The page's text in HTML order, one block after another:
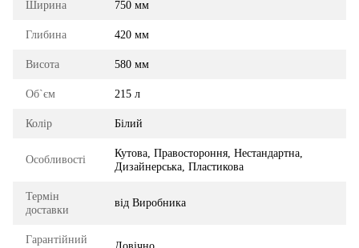
Ширина 750 мм
Глибина 420 мм
Висота 580 мм
Об`єм 215 л
Колір Білий
Особливості
Кутова, Правостороння, Нестандартна,
Дизайнерська, Пластикова
Термін
доставки
від Виробника
Гарантійний